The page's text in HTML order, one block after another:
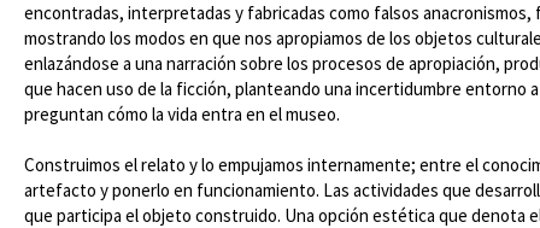
encontradas, interpretadas y fabricadas como falsos
mostrando los modos en que nos apropiamos de los objetos
enlazándose a una narración sobre los procesos de apropiación,
que hacen uso de la ficción, planteando una incertidumbre
preguntan cómo la vida entra en el museo.
Construimos el relato y lo empujamos internamente; entre el
artefacto y ponerlo en funcionamiento. Las actividades que
que participa el objeto construido. Una opción estética que denota